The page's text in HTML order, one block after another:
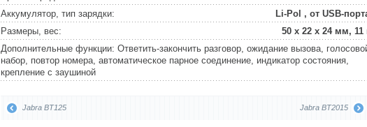
Аккумулятор, тип зарядки:
Li-Pol , от USB-
Размеры, вес:
50 х 22 х 24 мм, 11
Дополнительные функции: Ответить-закончить разговор, ожидание вызова,
набор, повтор номера, автоматическое парное соединение, индикатор состояния,
крепление с заушиной
Jabra BT2015
Jabra BT125